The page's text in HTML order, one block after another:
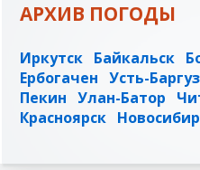
АРХИВ ПОГОДЫ
Иркутск Байкальск
Ербогачен Усть-
Пекин Улан-Батор
Красноярск